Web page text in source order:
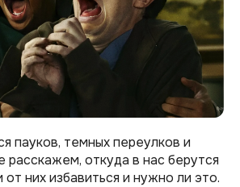
пауков, темных переулков и
расскажем, откуда в нас берутся
них избавиться и нужно ли это.